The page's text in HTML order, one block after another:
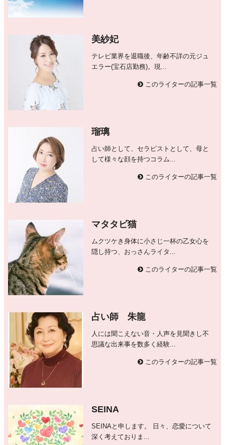
美紗妃
テレビ業界を退職後、年齢不詳の元ジュ
エラー(宝石店勤務)。現...
このライターの記事一覧
瑠璃
占い師として、セラピストとして、母と
して様々な顔を持つコラム...
このライターの記事一覧
マタタビ猫
ムクツケき身体に小さじ一杯の乙女心を
隠し持つ、おっさんライタ...
このライターの記事一覧
占い師 朱龍
人には聞こえない音・人声を見聞きし不
思議な出来事を数多く経験...
このライターの記事一覧
SEINA
SEINAと申します。 日々、恋愛について
深く考えておりま...